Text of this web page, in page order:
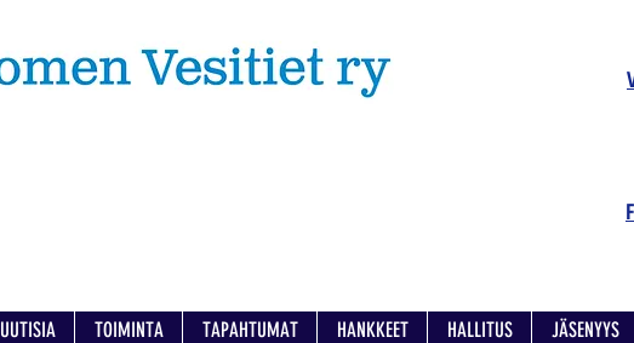
UUTISIA TOIMINTA TAPAHTUMAT HANKKEET HALLITUS JÄSENYYS